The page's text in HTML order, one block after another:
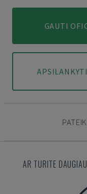
GAUTI
AR TURITE